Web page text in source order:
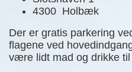
4300 Holbæk
Der er gratis parkering
flagene ved
være lidt mad og drikke